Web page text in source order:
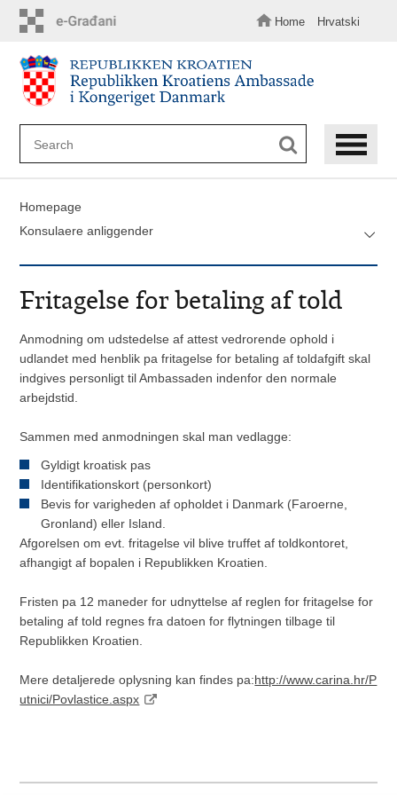
content
Home Hrvatski
Homepage
Konsulaere anliggender
Fritagelse for betaling af told
Anmodning om udstedelse af attest vedrorende ophold i
udlandet med henblik pa fritagelse for betaling af toldafgift skal
indgives personligt til Ambassaden indenfor den normale
arbejdstid.
Sammen med anmodningen skal man vedlagge:
Gyldigt kroatisk pas
Identifikationskort (personkort)
Bevis for varigheden af opholdet i Danmark (Faroerne,
Gronland) eller Island.
Afgorelsen om evt. fritagelse vil blive truffet af toldkontoret,
afhangigt af bopalen i Republikken Kroatien.
Fristen pa 12 maneder for udnyttelse af reglen for fritagelse for
betaling af told regnes fra datoen for flytningen tilbage til
Republikken Kroatien.
Mere detaljerede oplysning kan findes pa:http://www.carina.hr/P
utnici/Povlastice.aspx